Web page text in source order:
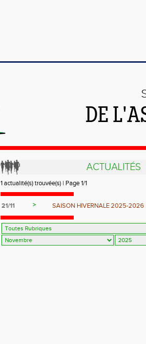
DE
ACTUALITÉS
1 actualité(s) trouvée(s) | Page 1/1
21/11 > SAISON HIVERNALE 2025-2026